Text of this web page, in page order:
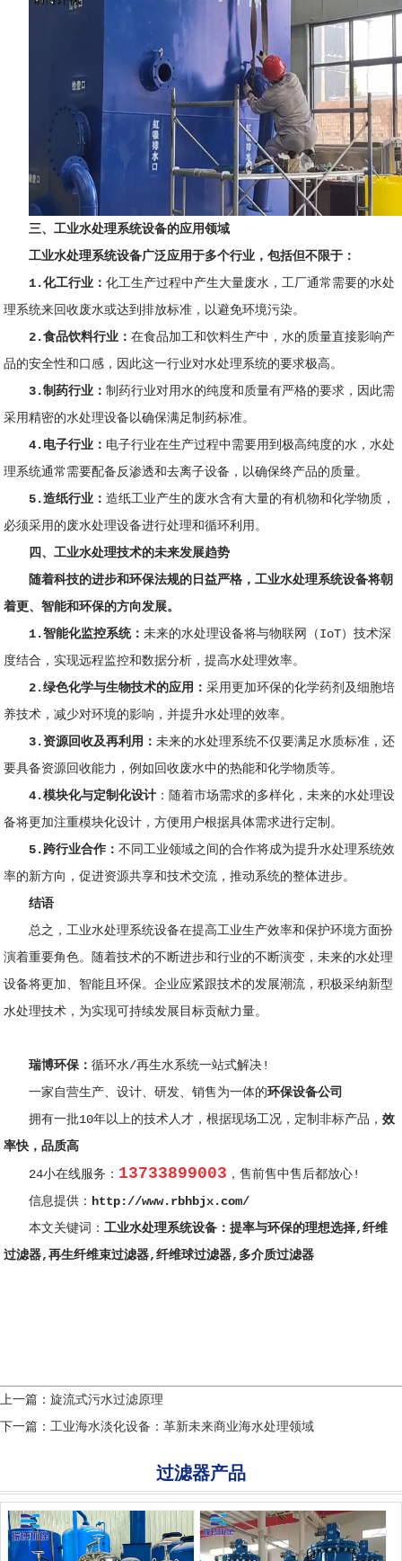
三、工业水处理系统设备的应用领域
工业水处理系统设备广泛应用于多个行业，包括但不限于：
1.化工行业：化工生产过程中产生大量废水，工厂通常需要的水处
理系统来回收废水或达到排放标准，以避免环境污染。
2.食品饮料行业：在食品加工和饮料生产中，水的质量直接影响产
品的安全性和口感，因此这一行业对水处理系统的要求极高。
3.制药行业：制药行业对用水的纯度和质量有严格的要求，因此需
采用精密的水处理设备以确保满足制药标准。
4.电子行业： 电子行业在生产过程中需要用到极高纯度的水，水处
理系统通常需要配备反渗透和去离子设备，以确保终产品的质量。
5.造纸行业：造纸工业产生的废水含有大量的有机物和化学物质，
必须采用的废水处理设备进行处理和循环利用。
四、工业水处理技术的未来发展趋势
随着科技的进步和环保法规的日益严格，工业水处理系统设备将朝
着更、智能和环保的方向发展。
1.智能化监控系统：未来的水处理设备将与物联网（IoT）技术深
度结合，实现远程监控和数据分析，提高水处理效率。
2.绿色化学与生物技术的应用：采用更加环保的化学药剂及细胞培
养技术，减少对环境的影响，并提升水处理的效率。
3.资源回收及再利用：未来的水处理系统不仅要满足水质标准，还
要具备资源回收能力，例如回收废水中的热能和化学物质等。
4.模块化与定制化设计 ：随着市场需求的多样化，未来的水处理设
备将更加注重模块化设计，方便用户根据具体需求进行定制。
5.跨行业合作：不同工业领域之间的合作将成为提升水处理系统效
率的新方向，促进资源共享和技术交流，推动系统的整体进步。
结语
总之，工业水处理系统设备在提高工业生产效率和保护环境方面扮
演着重要角色。随着技术的不断进步和行业的不断演变，未来的水处理
设备将更加、智能且环保。企业应紧跟技术的发展潮流，积极采纳新型
水处理技术，为实现可持续发展目标贡献力量。
瑞博环保：循环水/再生水系统一站式解决!
一家自营生产、设计、研发、销售为一体的环保设备公司
拥有一批10年以上的技术人才，根据现场工况，定制非标产品，效
率快，品质高
24小在线服务： 13733899003 ，售前售中售后都放心!
信息提供： http://www.rbhbjx.com/
本文关键词：工业水处理系统设备：提率与环保的理想选择,纤维
过滤器,再生纤维束过滤器,纤维球过滤器,多介质过滤器
上一篇： 旋流式污水过滤原理
下一篇： 工业海水淡化设备：革新未来商业海水处理领域
过滤器产品